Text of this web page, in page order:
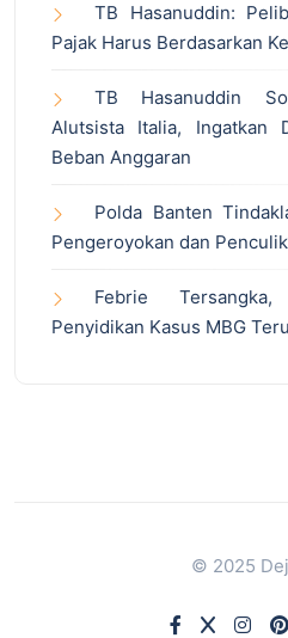
TB Hasanuddin:
Pajak Harus Berdasarkan
TB Hasanuddin
Alutsista Italia, Ingatkan
Beban Anggaran
Polda Banten
Pengeroyokan dan
Febrie
Penyidikan Kasus MBG
© 2025